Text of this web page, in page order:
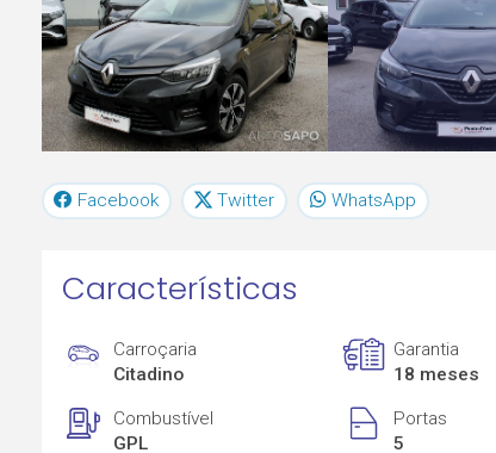
Facebook Twitter WhatsApp
Características
Carroçaria
Citadino
Garantia
18 meses
Combustível
GPL
Portas
5